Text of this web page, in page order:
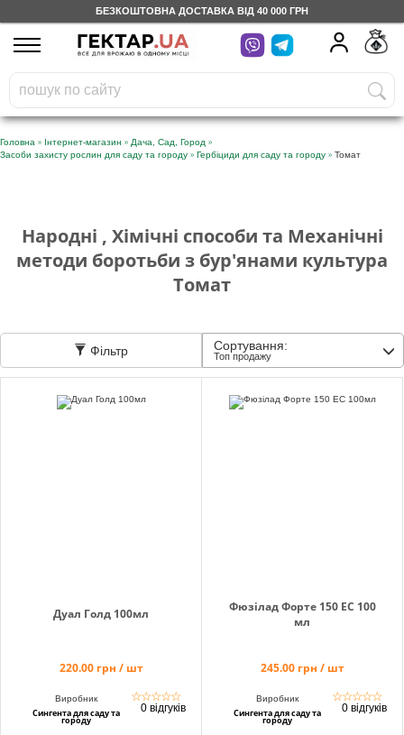
БЕЗКОШТОВНА ДОСТАВКА ВІД 40 000 ГРН
UA
На вашому
бонусному рахунку
грн
Безкоштовно по Україні
Щоденник
Доставка
0 800 203
по Україні
+38 (096) 733
733 0
Головна » Інтернет-магазин » Дача, Сад, Город »
Засоби захисту рослин для саду та городу » Гербіциди для саду та городу » Томат
Народні , Хімічні способи та Механічні
методи боротьби з бур'янами культура
Томат
Фільтр Сортування:
Топ продажу
Дуал Голд 100мл
220.00 грн / шт
Виробник
Сингента для саду та
городу
☆☆☆☆☆
0 відгуків
Фюзілад Форте 150 ЕС 100
мл
245.00 грн / шт
Виробник
Сингента для саду та
городу
☆☆☆☆☆
0 відгуків